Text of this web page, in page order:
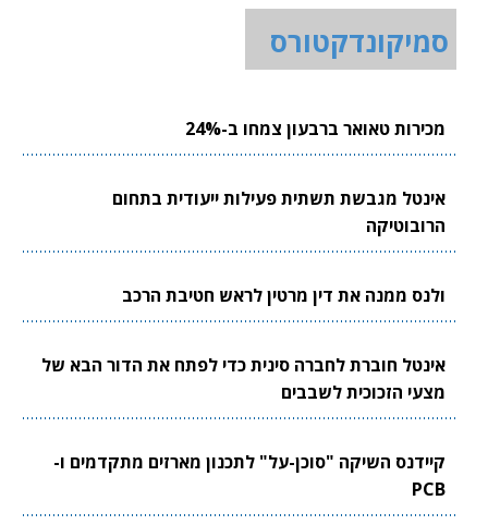
סמיקונדקטורס
מכירות טאואר ברבעון צמחו ב-24%
אינטל מגבשת תשתית פעילות ייעודית בתחום
הרובוטיקה
ולנס ממנה את דין מרטין לראש חטיבת הרכב
אינטל חוברת לחברה סינית כדי לפתח את הדור הבא של
מצעי הזכוכית לשבבים
קיידנס השיקה "סוכן-על" לתכנון מארזים מתקדמים ו-
PCB